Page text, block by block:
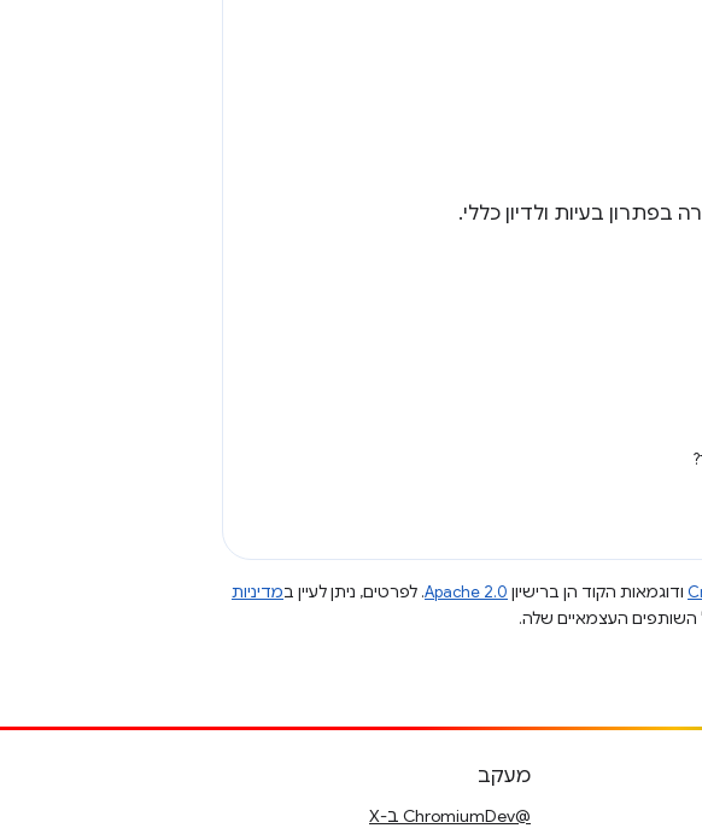
בפתרון בעיות ולדיון כללי.
ודוגמאות הקוד הן ברישיון Apache 2.0. לפרטים, ניתן לעיין במדיניות
מעקב
@ChromiumDev ב-X